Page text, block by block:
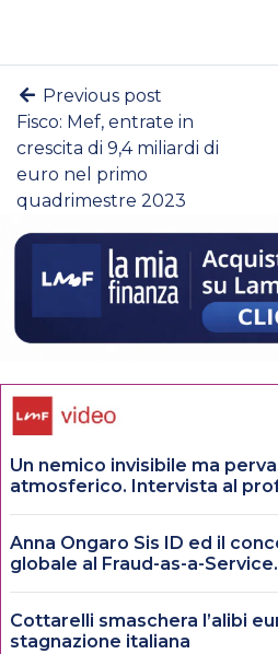
Previous post
Fisco: Mef, entrate in
crescita di 9,4 miliardi di
euro nel primo
quadrimestre 2023
Un nemico invisibile ma
atmosferico. Intervista al
Anna Ongaro Sis ID ed il
globale al Fraud-as-a-Service.
Cottarelli smaschera l’alibi
stagnazione italiana